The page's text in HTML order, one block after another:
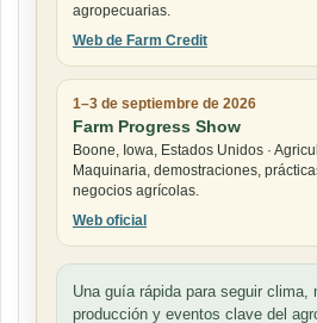
agropecuarias.
Web de Farm Credit
1–3 de septiembre de 2026
Farm Progress Show
Boone, Iowa, Estados Unidos ·
Maquinaria, demostraciones,
negocios agrícolas.
Web oficial
Una guía rápida para seguir clima,
producción y eventos clave del